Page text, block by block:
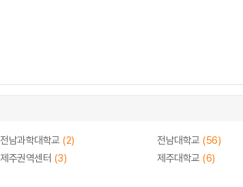
전남과학대학교 (2) 전남대학교 (56)
제주권역센터 (3) 제주대학교 (6)